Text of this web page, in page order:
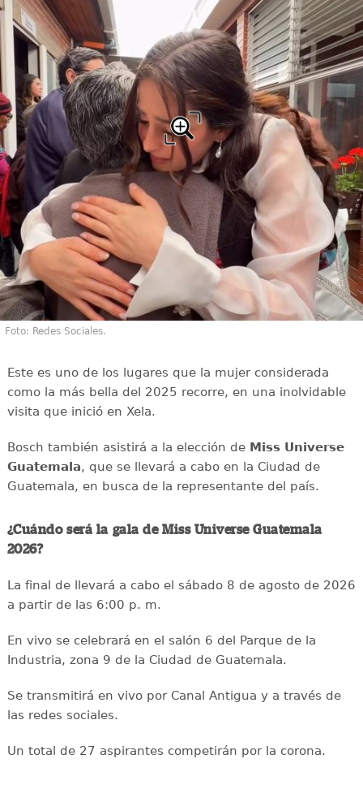
Foto: Redes Sociales.
Este es uno de los lugares que la mujer considerada
como la más bella del 2025 recorre, en una inolvidable
visita que inició en Xela.
Bosch también asistirá a la elección deMiss Universe
Guatemala, que se llevará a cabo en la Ciudad de
Guatemala, en busca de la representante del país.
¿Cuándo será la gala de Miss Universe Guatemala
2026?
La final de llevará a cabo el sábado 8 de agosto de 2026
a partir de las 6:00 p. m.
En vivo se celebrará en el salón 6 del Parque de la
Industria, zona 9 de la Ciudad de Guatemala.
Se transmitirá en vivo por Canal Antigua y a través de
las redes sociales.
Un total de 27 aspirantes competirán por la corona.